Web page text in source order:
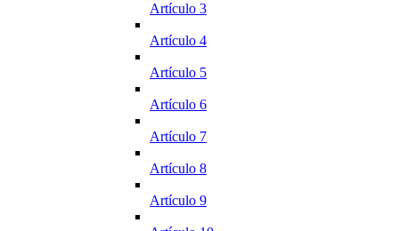
Artículo 3
Artículo 4
Artículo 5
Artículo 6
Artículo 7
Artículo 8
Artículo 9